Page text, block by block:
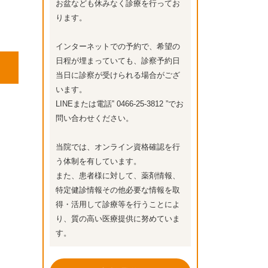
お盆なども休みなく診療を行ってお
ります。
インターネットでの予約で、希望の
日程が埋まっていても、診察予約日
当日に診察が受けられる場合がござ
います。
LINEまたは電話‟ 0466-25-3812 ”でお
問い合わせください。
当院では、オンライン資格確認を行
う体制を有しています。
また、患者様に対して、薬剤情報、
特定健診情報その他必要な情報を取
得・活用して診療等を行うことによ
り、質の高い医療提供に努めていま
す。